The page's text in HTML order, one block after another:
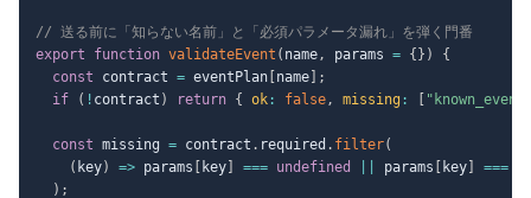
// 送る前に「知らない名前」と「必須パラメータ漏れ」を弾く門番
export
function validateEvent ( name, params = { } )
{
const contract = eventPlan name
;
if
( ! contract ) return { ok : false, missing :
const missing = contract . required . filter(
( key) => params key === undefined params key ===
) ;